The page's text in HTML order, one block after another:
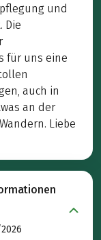
und
Die
für uns eine
auch in
an der
Liebe